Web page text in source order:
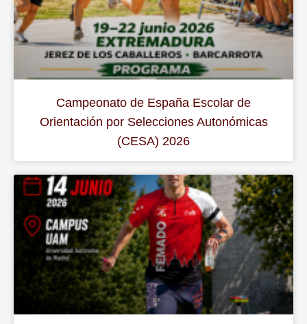
Campeonato de España Escolar de
Orientación por Selecciones Autonómicas
(CESA) 2026